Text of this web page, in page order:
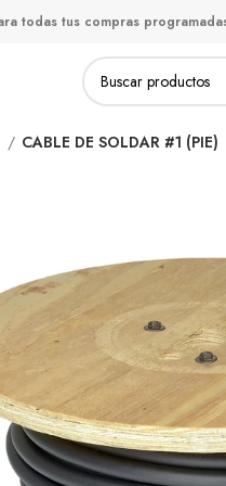
todas tus compras
CABLE DE SOLDAR #1 (PIE)